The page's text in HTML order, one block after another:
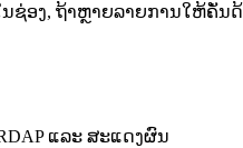
ຊ່ອງ, ຖ້າຫຼາຍລາຍການໃຫ້ຄັ່ນ
ແລະ ສະແດງຜົນ